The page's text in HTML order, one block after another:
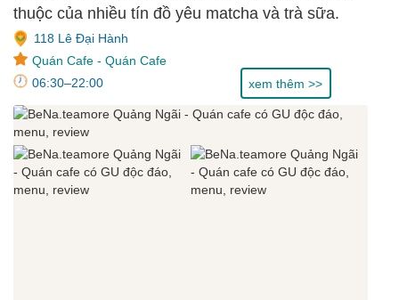
thuộc của nhiều tín đồ yêu matcha và trà sữa.
118 Lê Đại Hành
Quán Cafe - Quán Cafe
06:30–22:00
xem thêm >>